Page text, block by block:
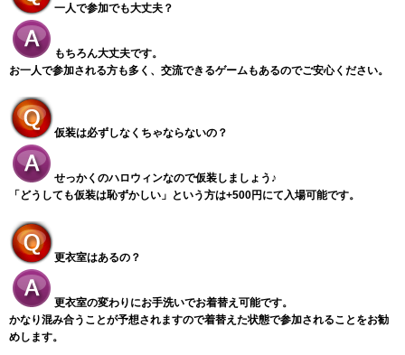
一人で参加でも大丈夫？
もちろん大丈夫です。
お一人で参加される方も多く、交流できるゲームもあるのでご安心ください。
仮装は必ずしなくちゃならないの？
せっかくのハロウィンなので仮装しましょう♪
「どうしても仮装は恥ずかしい」という方は+500円にて入場可能です。
更衣室はあるの？
更衣室の変わりにお手洗いでお着替え可能です。
かなり混み合うことが予想されますので着替えた状態で参加されることをお勧
めします。